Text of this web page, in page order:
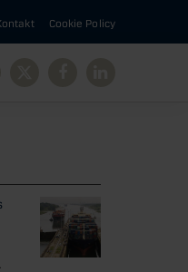
Cookie Policy